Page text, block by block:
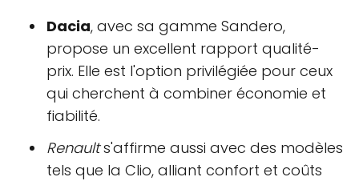
Dacia, avec sa gamme Sandero,
propose un excellent rapport qualité-
prix. Elle est l'option privilégiée pour ceux
qui cherchent à combiner économie et
fiabilité.
Renaults'affirme aussi avec des modèles
tels que la Clio, alliant confort et coûts